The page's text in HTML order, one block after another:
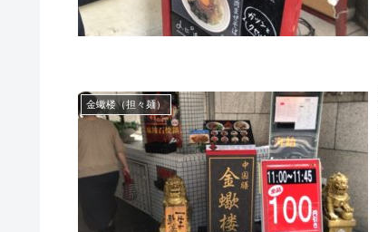
金蠍楼（担々麺）